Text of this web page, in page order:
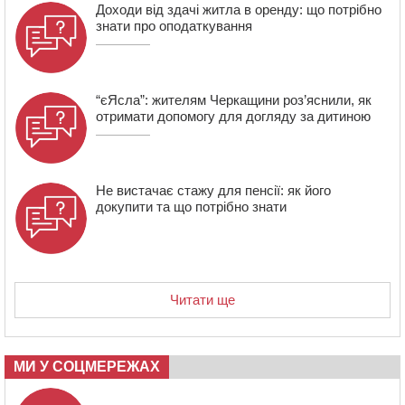
спортсмени тріумфували на чемпіонаті України
Доходи від здачі житла в оренду: що потрібно
знати про оподаткування
“єЯсла”: жителям Черкащини роз’яснили, як
отримати допомогу для догляду за дитиною
Не вистачає стажу для пенсії: як його
докупити та що потрібно знати
Читати ще
МИ У СОЦМЕРЕЖАХ